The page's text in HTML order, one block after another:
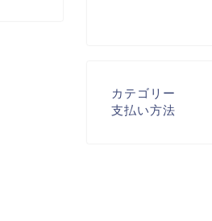
カテゴリー
支払い方法